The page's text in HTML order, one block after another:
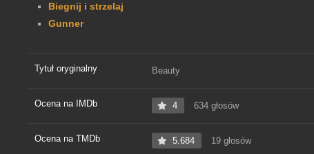
Biegnij i strzelaj
Gunner
Tytuł oryginalny Beauty
Ocena na IMDb 4 634 głosów
Ocena na TMDb 5.684 19 głosów